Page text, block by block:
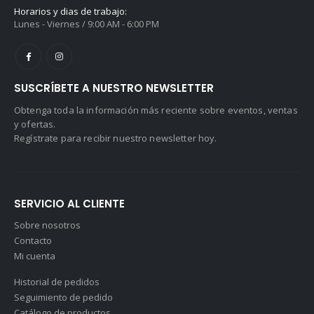
Horarios y dias de trabajo:
Lunes - Viernes / 9:00 AM - 6:00 PM
SUSCRÍBETE A NUESTRO NEWSLETTER
Obtenga toda la información más reciente sobre eventos, ventas
y ofertas.
Regístrate para recibir nuestro newsletter hoy.
SERVICIO AL CLIENTE
Sobre nosotros
Contacto
Mi cuenta
Historial de pedidos
Seguimiento de pedido